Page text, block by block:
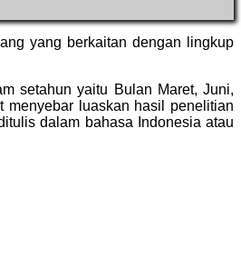
yang berkaitan dengan lingkup
setahun yaitu Bulan Maret, Juni,
menyebar luaskan hasil penelitian
dalam bahasa Indonesia atau